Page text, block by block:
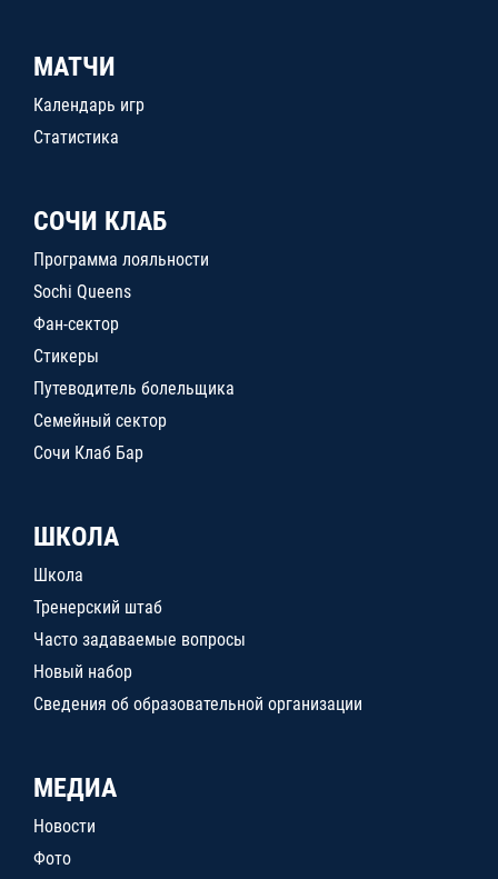
МАТЧИ
Календарь игр
Статистика
СОЧИ КЛАБ
Программа лояльности
Sochi Queens
Фан-сектор
Стикеры
Путеводитель болельщика
Семейный сектор
Сочи Клаб Бар
ШКОЛА
Школа
Тренерский штаб
Часто задаваемые вопросы
Новый набор
Сведения об образовательной организации
МЕДИА
Новости
Фото